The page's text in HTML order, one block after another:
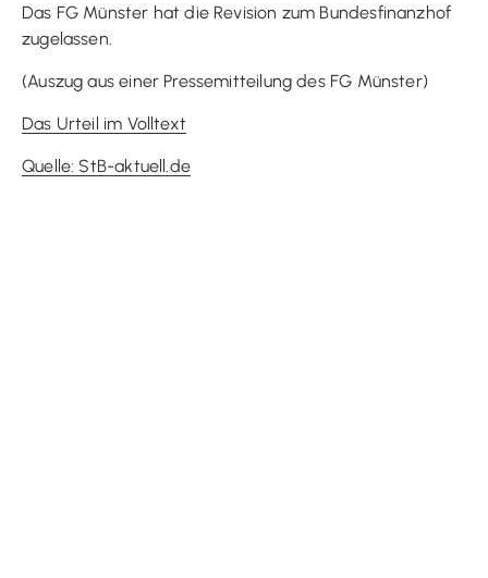
Das FG Münster hat die Revision zum Bundesfinanzhof
zugelassen.
(Auszug aus einer Pressemitteilung des FG Münster)
Das Urteil im Volltext
Quelle: StB-aktuell.de